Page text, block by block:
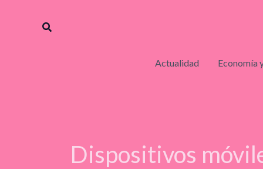
Buscar
Actualidad Economía
Dispositivos